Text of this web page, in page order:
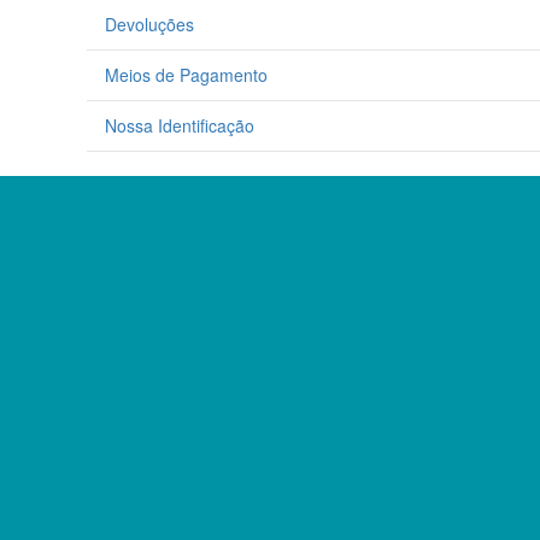
page
Devoluções
Meios de Pagamento
Nossa Identificação